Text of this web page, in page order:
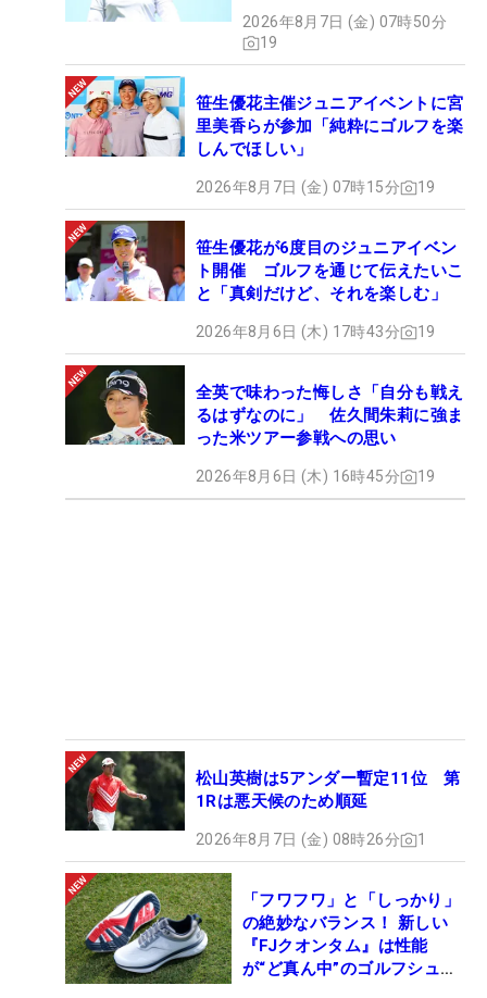
2026年8月7日 (金) 07時50分
19
笹生優花主催ジュニアイベントに宮
里美香らが参加「純粋にゴルフを楽
しんでほしい」
2026年8月7日 (金) 07時15分 19
笹生優花が6度目のジュニアイベン
ト開催 ゴルフを通じて伝えたいこ
と「真剣だけど、それを楽しむ」
2026年8月6日 (木) 17時43分 19
全英で味わった悔しさ「自分も戦え
るはずなのに」 佐久間朱莉に強ま
った米ツアー参戦への思い
2026年8月6日 (木) 16時45分 19
松山英樹は5アンダー暫定11位 第
1Rは悪天候のため順延
2026年8月7日 (金) 08時26分 1
「フワフワ」と「しっかり」
の絶妙なバランス！ 新しい
『FJクオンタム』は性能
が“ど真ん中”のゴルフシュー